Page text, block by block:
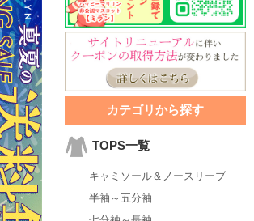
カテゴリから探す
TOPS一覧
キャミソール＆ノースリーブ
半袖～五分袖